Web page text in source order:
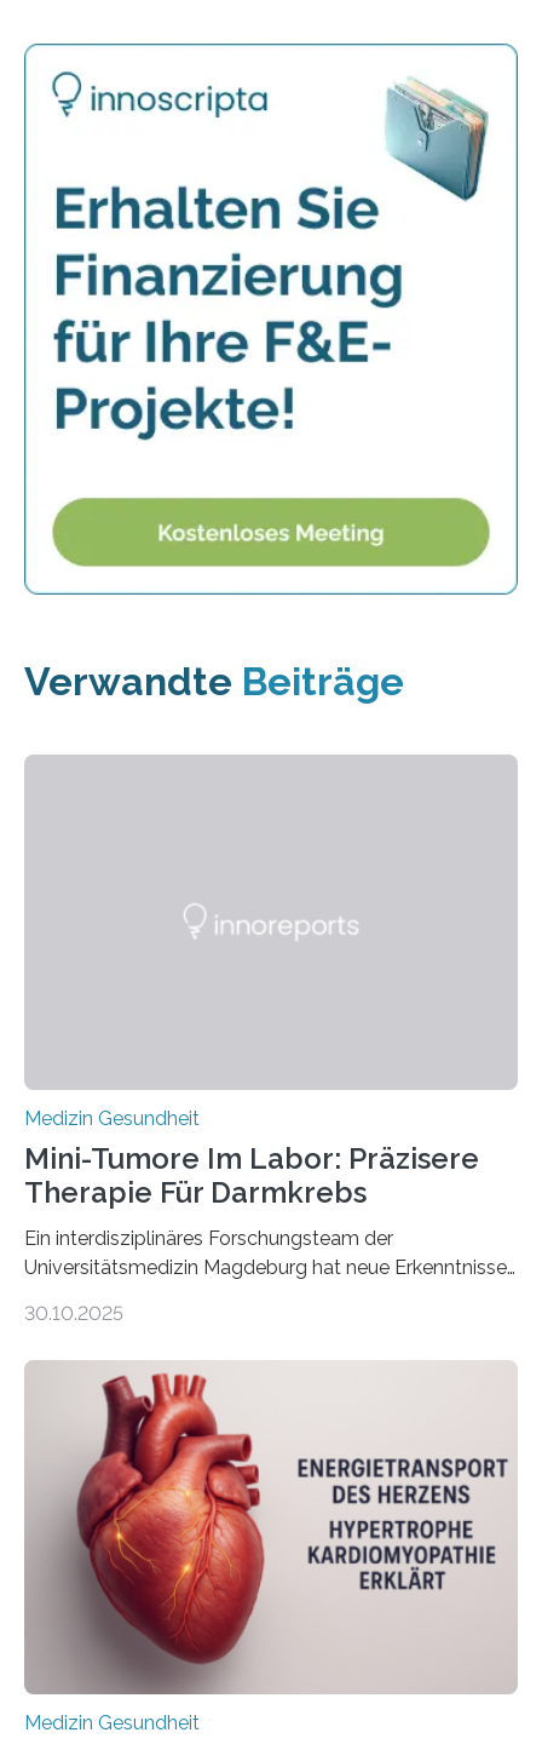
Verwandte Beiträge
Medizin Gesundheit
Mini-Tumore Im Labor: Präzisere
Therapie Für Darmkrebs
Ein interdisziplinäres Forschungsteam der
Universitätsmedizin Magdeburg hat neue Erkenntnisse
behandelt werden kann. In ihrer aktuellen Studie,
Oncology, zeigen die Forschenden, dass Mini-Tumore
aus Gewebe von Patientinnen und Patienten –
sogenannte Organoide – genutzt werden können, um
vorab zu prüfen, welche Medikamente am besten
wirken. Dabei wurde ein Eiweiß identifiziert, das künftig
als Biomarker für die Wahl der passenden Therapie
dienen könnte. Darmkrebs zählt weltweit zu den
häufigsten Krebsarten und stellt…
30.10.2025
Medizin Gesundheit